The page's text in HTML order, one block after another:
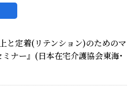
と定着(リテンション)のためのマ
ナー』(日本在宅介護協会東海･